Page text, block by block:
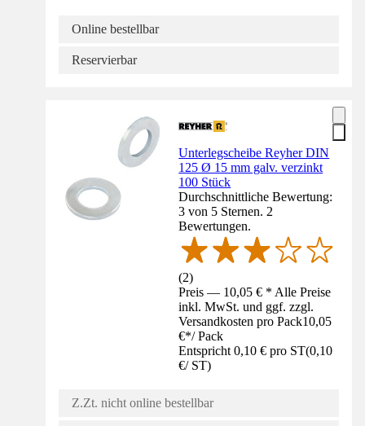
Online bestellbar
Reservierbar
Unterlegscheibe Reyher DIN
125 Ø 15 mm galv. verzinkt
100 Stück
Durchschnittliche Bewertung:
3 von 5 Sternen. 2
Bewertungen.
(2)
Preis — 10,05 € * Alle Preise
inkl. MwSt. und ggf. zzgl.
Versandkosten pro Pack10,05
€*/ Pack
Entspricht 0,10 € pro ST(0,10
€/ ST)
Z.Zt. nicht online bestellbar